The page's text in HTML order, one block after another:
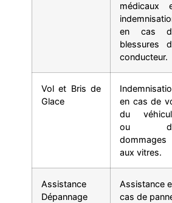
médicaux
en cas
blessures
conducteur.
Vol et Bris de
Glace
en cas de
du
ou
dommages
aux vitres.
Assistance
Dépannage
Assistance
cas de